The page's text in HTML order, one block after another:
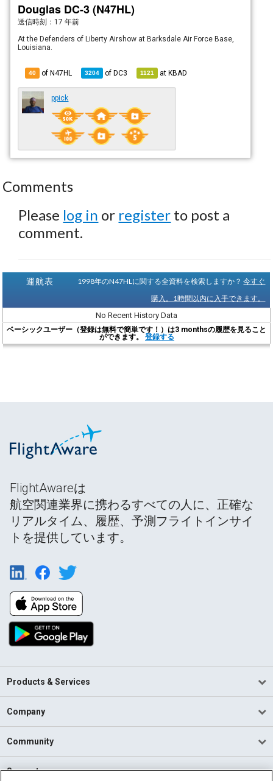
Douglas DC-3 (N47HL)
送信時刻： 17 年前
At the Defenders of Liberty Airshow at Barksdale Air Force Base,
Louisiana.
40 of N47HL 3204 ofDC3 1121 atKBAD
ppick
Comments
Please log in or register to post a
comment.
運航表 1998年のN47HLに関する全資料を検索しますか？今すぐ
購入。1時間以内に入手できます。
No Recent History Data
ベーシックユーザー（登録は無料で簡単です！）は3 monthsの履歴を見ること
ができます。 登録する
FlightAwareは
航空関連業界に携わるすべての人に、正確な
リアルタイム、履歴、予測フライトインサイ
トを提供しています。
Products & Services
Company
Community
Support